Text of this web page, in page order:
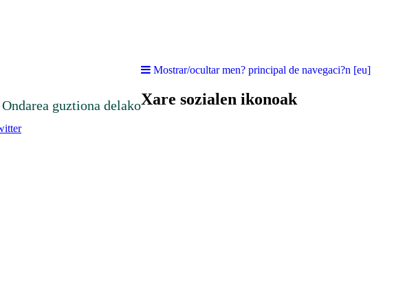
Ondarea guztiona delako
Mostrar/ocultar men? principal de navegaci?n [eu]
Xare sozialen ikonoak